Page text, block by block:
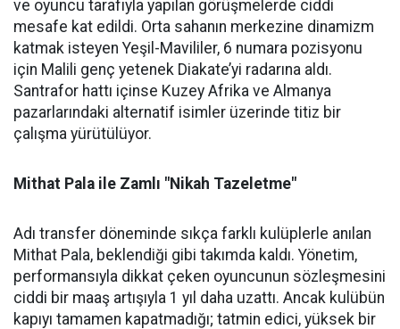
ve oyuncu tarafıyla yapılan görüşmelerde ciddi
mesafe kat edildi. Orta sahanın merkezine dinamizm
katmak isteyen Yeşil-Mavililer, 6 numara pozisyonu
için Malili genç yetenek Diakate’yi radarına aldı.
Santrafor hattı içinse Kuzey Afrika ve Almanya
pazarlarındaki alternatif isimler üzerinde titiz bir
çalışma yürütülüyor.
Mithat Pala ile Zamlı "Nikah Tazeletme"
Adı transfer döneminde sıkça farklı kulüplerle anılan
Mithat Pala, beklendiği gibi takımda kaldı. Yönetim,
performansıyla dikkat çeken oyuncunun sözleşmesini
ciddi bir maaş artışıyla 1 yıl daha uzattı. Ancak kulübün
kapıyı tamamen kapatmadığı; tatmin edici, yüksek bir